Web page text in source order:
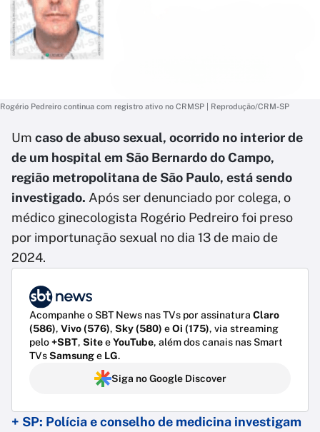
Rogério Pedreiro continua com registro ativo no CRMSP | Reprodução/CRM-SP
Um caso de abuso sexual, ocorrido no interior de
de um hospital em São Bernardo do Campo,
região metropolitana de São Paulo, está sendo
investigado. Após ser denunciado por colega, o
médico ginecologista Rogério Pedreiro foi preso
por importunação sexual no dia 13 de maio de
2024.
Acompanhe o SBT News nas TVs por assinatura Claro
(586), Vivo (576), Sky (580) eOi (175), via streaming
pelo+SBT, SiteeYouTube, além dos canais nas Smart
TVsSamsunge LG.
Siga no Google Discover
+ SP: Polícia e conselho de medicina investigam